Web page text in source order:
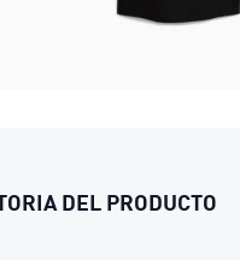
DEL PRODUCTO